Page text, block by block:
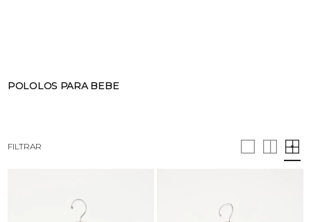
POLOLOS PARA BEBE
FILTRAR